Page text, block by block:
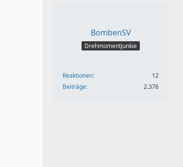
BombenSV
Drehmomentjunkie
Reaktionen
12
Beiträge
2.376